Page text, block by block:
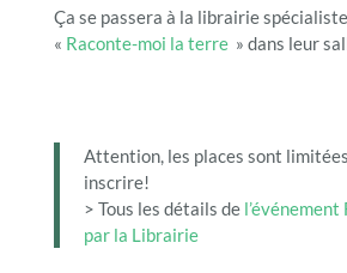
Ça se passera à la librairie
« Raconte-moi la terre» dans leur
Attention, les places sont
inscrire!
> Tous les détails de l’événement
par la Librairie